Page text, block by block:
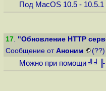
Под MacOS 10.5 - 10.5.1
17. "Обновление HTTP
Сообщение от Аноним
Можно при помощи